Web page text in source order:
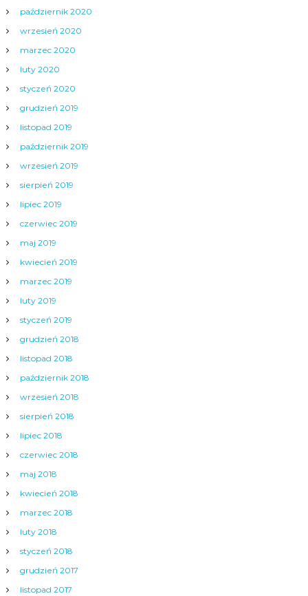
październik 2020
wrzesień 2020
marzec 2020
luty 2020
styczeń 2020
grudzień 2019
listopad 2019
październik 2019
wrzesień 2019
sierpień 2019
lipiec 2019
czerwiec 2019
maj 2019
kwiecień 2019
marzec 2019
luty 2019
styczeń 2019
grudzień 2018
listopad 2018
październik 2018
wrzesień 2018
sierpień 2018
lipiec 2018
czerwiec 2018
maj 2018
kwiecień 2018
marzec 2018
luty 2018
styczeń 2018
grudzień 2017
listopad 2017